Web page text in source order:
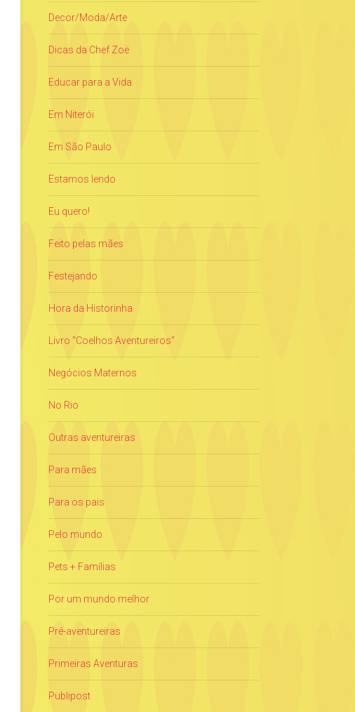
Decor/Moda/Arte
Dicas da Chef Zoë
Educar para a Vida
Em Niterói
Em São Paulo
Estamos lendo
Eu quero!
Feito pelas mães
Festejando
Hora da Historinha
Livro "Coelhos Aventureiros"
Negócios Maternos
No Rio
Outras aventureiras
Para mães
Para os pais
Pelo mundo
Pets + Famílias
Por um mundo melhor
Pré-aventureiras
Primeiras Aventuras
Publipost